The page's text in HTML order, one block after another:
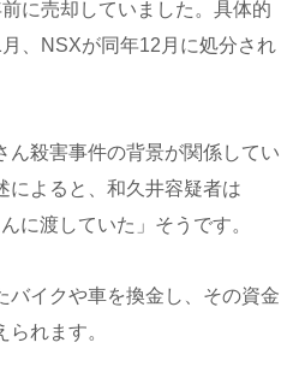
に売却していました。具体的
、NSXが同年12月に処分され
ん殺害事件の背景が関係してい
によると、和久井容疑者は
に渡していた」そうです。
バイクや車を換金し、その資金
れます。